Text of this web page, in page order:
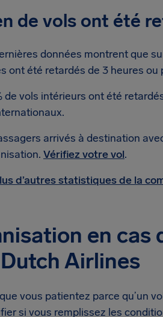
de vols ont été
données montrent que
ont été retardés de 3 heures ou
de vols intérieurs ont été
arrivés à destination
Vérifiez votre vol.
d’autres statistiques de la
en cas
Airlines
vous patientez parce qu’un
si vous remplissez les